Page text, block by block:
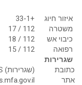
איזור חיוג
+33-1
משטרה
112 / 17
כיבוי אש
112 / 18
רפואה
112 / 15
שגרירות
כתובת
(שגרירות) RUE RABELAIS 3 75008 PARIS
אתר